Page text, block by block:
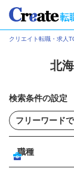
クリエイト転職・求人
北
検索条件の設定
職種